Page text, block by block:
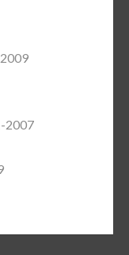
2007